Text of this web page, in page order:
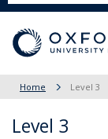
Home Level 3
Level 3